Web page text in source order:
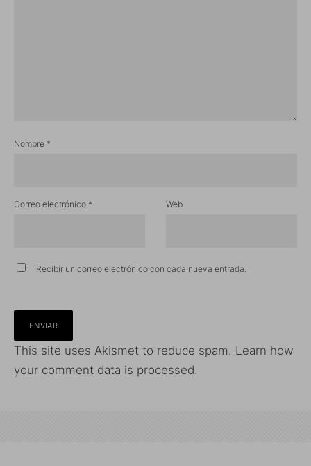
Nombre *
Correo electrónico * Web
Recibir un correo electrónico con cada nueva entrada.
This site uses Akismet to reduce spam. Learn how
your comment data is processed.